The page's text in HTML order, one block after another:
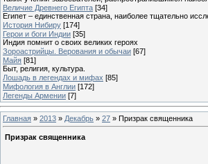
Величие Древнего Египта [34]
Египет – единственная страна, наиболее тщательно
История Нибиру [174]
Герои и боги Индии [35]
Индия помнит о своих великих героях
Зороастрийцы. Верования и обычаи [67]
Майя [81]
Быт, религия, культура.
Лошадь в легендах и мифах [85]
Мифология в Англии [172]
Легенды Армении [7]
Главная » 2013 » Декабрь » 27 » Призрак священника
Призрак священника